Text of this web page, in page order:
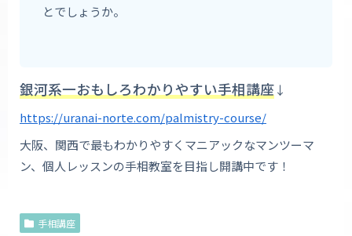
とでしょうか。
銀河系一おもしろわかりやすい手相講座↓
https://uranai-norte.com/palmistry-course/
大阪、関西で最もわかりやすくマニアックなマンツーマ
ン、個人レッスンの手相教室を目指し開講中です！
手相講座